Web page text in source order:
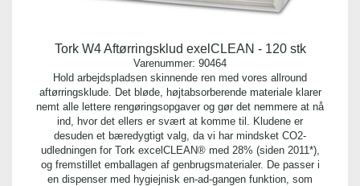
Tork W4 Aftørringsklud exelCLEAN - 120 stk
Varenummer: 90464
Hold arbejdspladsen skinnende ren med vores allround
aftørringsklude. Det bløde, højtabsorberende materiale klarer
nemt alle lettere rengøringsopgaver og gør det nemmere at nå
ind, hvor det ellers er svært at komme til. Kludene er
desuden et bæredygtigt valg, da vi har mindsket CO2-
udledningen for Tork excelCLEAN® med 28% (siden 2011*),
og fremstillet emballagen af genbrugsmaterialer. De passer i
en dispenser med hygiejnisk en-ad-gangen funktion, som